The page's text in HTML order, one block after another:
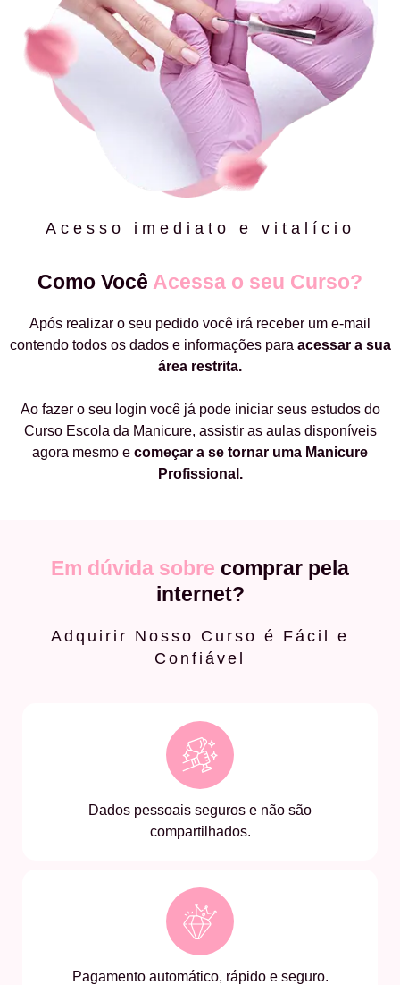
Acesso imediato e vitalício
Como Você Acessa o seu Curso?
Após realizar o seu pedido você irá receber um e-mail
contendo todos os dados e informações para acessar a sua
área restrita.
Ao fazer o seu login você já pode iniciar seus estudos do
Curso Escola da Manicure, assistir as aulas disponíveis
agora mesmo e começar a se tornar uma Manicure
Profissional.
Em dúvida sobre comprar pela
internet?
Adquirir Nosso Curso é Fácil e
Confiável
Dados pessoais seguros e não são
compartilhados.
Pagamento automático, rápido e seguro.